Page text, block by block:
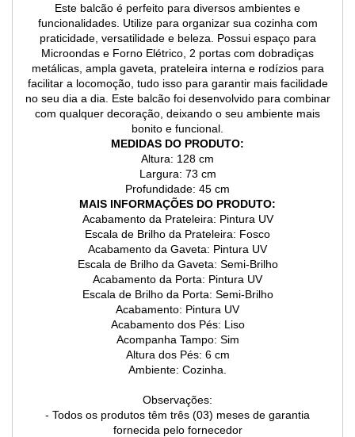
Este balcão é perfeito para diversos ambientes e
funcionalidades. Utilize para organizar sua cozinha com
praticidade, versatilidade e beleza. Possui espaço para
Microondas e Forno Elétrico, 2 portas com dobradiças
metálicas, ampla gaveta, prateleira interna e rodízios para
facilitar a locomoção, tudo isso para garantir mais facilidade
no seu dia a dia. Este balcão foi desenvolvido para combinar
com qualquer decoração, deixando o seu ambiente mais
bonito e funcional.
MEDIDAS DO PRODUTO:
Altura: 128 cm
Largura: 73 cm
Profundidade: 45 cm
MAIS INFORMAÇÕES DO PRODUTO:
Acabamento da Prateleira: Pintura UV
Escala de Brilho da Prateleira: Fosco
Acabamento da Gaveta: Pintura UV
Escala de Brilho da Gaveta: Semi-Brilho
Acabamento da Porta: Pintura UV
Escala de Brilho da Porta: Semi-Brilho
Acabamento: Pintura UV
Acabamento dos Pés: Liso
Acompanha Tampo: Sim
Altura dos Pés: 6 cm
Ambiente: Cozinha.
Observações:
- Todos os produtos têm três (03) meses de garantia
fornecida pelo fornecedor